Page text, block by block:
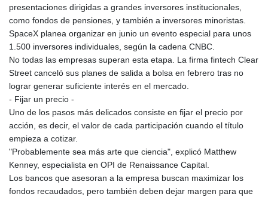
presentaciones dirigidas a grandes inversores institucionales,
como fondos de pensiones, y también a inversores minoristas.
SpaceX planea organizar en junio un evento especial para unos
1.500 inversores individuales, según la cadena CNBC.
No todas las empresas superan esta etapa. La firma fintech Clear
Street canceló sus planes de salida a bolsa en febrero tras no
lograr generar suficiente interés en el mercado.
- Fijar un precio -
Uno de los pasos más delicados consiste en fijar el precio por
acción, es decir, el valor de cada participación cuando el título
empieza a cotizar.
"Probablemente sea más arte que ciencia", explicó Matthew
Kenney, especialista en OPI de Renaissance Capital.
Los bancos que asesoran a la empresa buscan maximizar los
fondos recaudados, pero también deben dejar margen para que